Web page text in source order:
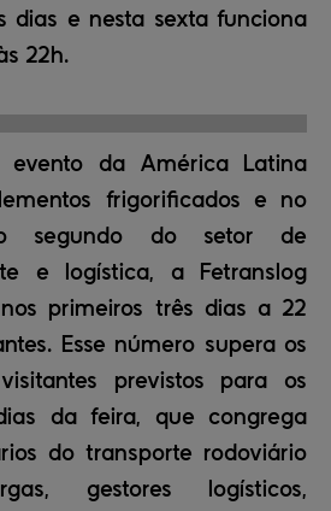
dias e nesta sexta funciona
22h.
evento da América Latina
frigorificados e no
segundo do setor de
e logística, a Fetranslog
primeiros três dias a 22
Esse número supera os
previstos para os
da feira, que congrega
do transporte rodoviário
gestores logísticos,